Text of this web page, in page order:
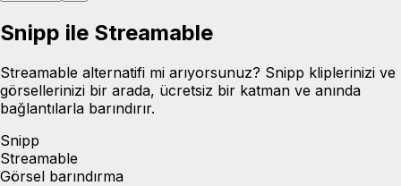
Snipp ile Streamable
Streamable alternatifi mi arıyorsunuz? Snipp kliplerinizi ve
görsellerinizi bir arada, ücretsiz bir katman ve anında
bağlantılarla barındırır.
Snipp
Streamable
Görsel barındırma